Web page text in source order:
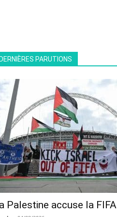
PARUTIONS
Palestine accuse la FIFA